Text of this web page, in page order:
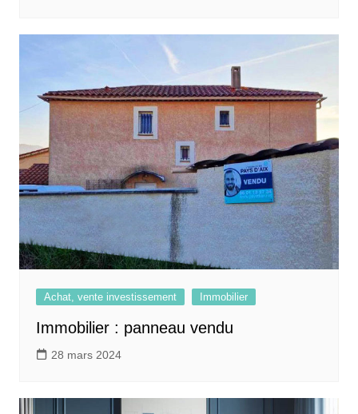
Achat, vente investissement Immobilier
Immobilier : panneau vendu
28 mars 2024